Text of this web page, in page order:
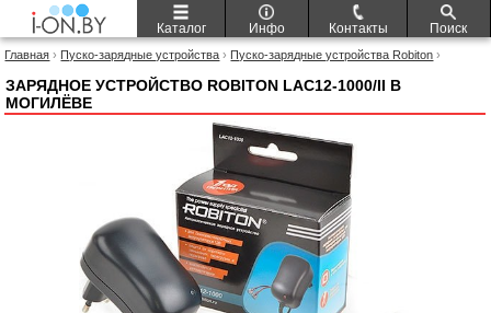
Каталог Инфо Контакты Поиск
Главная › Пуско-зарядные устройства › Пуско-зарядные устройства Robiton ›
ЗАРЯДНОЕ УСТРОЙСТВО ROBITON LAC12-1000/II В
МОГИЛЁВЕ